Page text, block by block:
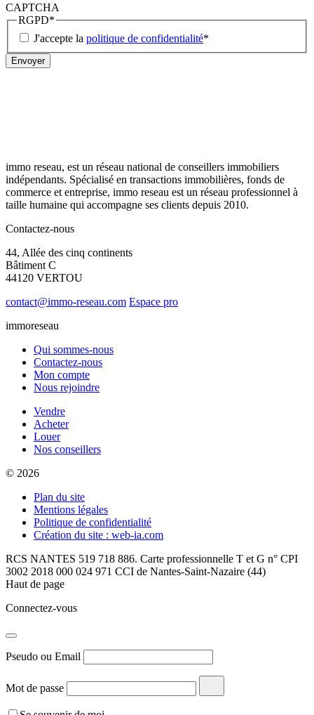
CAPTCHA
RGPD*
J'accepte la politique de confidentialité*
immo reseau, est un réseau national de conseillers immobiliers
indépendants. Spécialisé en transactions immobilières, fonds de
commerce et entreprise, immo reseau est un réseau professionnel à
taille humaine qui accompagne ses clients depuis 2010.
Contactez-nous
44, Allée des cinq continents
Bâtiment C
44120 VERTOU
contact@immo-reseau.com Espace pro
immoreseau
Qui sommes-nous
Contactez-nous
Mon compte
Nous rejoindre
Vendre
Acheter
Louer
Nos conseillers
© 2026
Plan du site
Mentions légales
Politique de confidentialité
Création du site : web-ia.com
RCS NANTES 519 718 886. Carte professionnelle T et G n° CPI
3002 2018 000 024 971 CCI de Nantes-Saint-Nazaire (44)
Haut de page
Connectez-vous
Pseudo ou Email
Mot de passe